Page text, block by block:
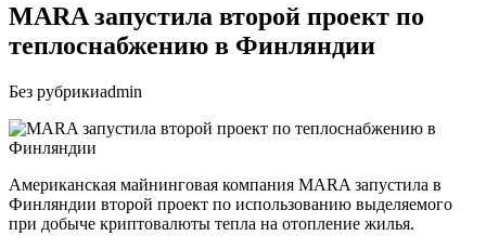
MARA запустила второй проект по
теплоснабжению в Финляндии
Без рубрикиadmin
Американская майнинговая компания MARA запустила в
Финляндии второй проект по использованию выделяемого
при добыче криптовалюты тепла на отопление жилья.